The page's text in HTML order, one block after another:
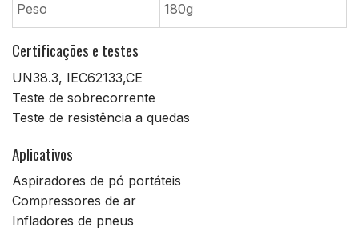
Peso 180g
Certificações e testes
UN38.3, IEC62133,CE
Teste de sobrecorrente
Teste de resistência a quedas
Aplicativos
Aspiradores de pó portáteis
Compressores de ar
Infladores de pneus